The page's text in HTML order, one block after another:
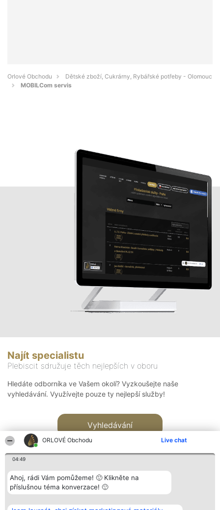
ORLOVÉ Obchodu Live chat
04:49
Ahoj, rádi Vám pomůžeme! 🙂 Klikněte na
příslušnou téma konverzace! 🙂
Orlové Obchodu
Dětské zboží, Cukrárny, Rybářské potřeby - Olomouc
MOBILCom servis
Najít specialistu
Plebiscit sdružuje těch nejlepších v oboru
Hledáte odborníka ve Vašem okolí? Vyzkoušejte naše
vyhledávání. Využívejte pouze ty nejlepší služby!
Vyhledávání
Bright Side Solutions sp. z o.
Vítězové
Kontakt